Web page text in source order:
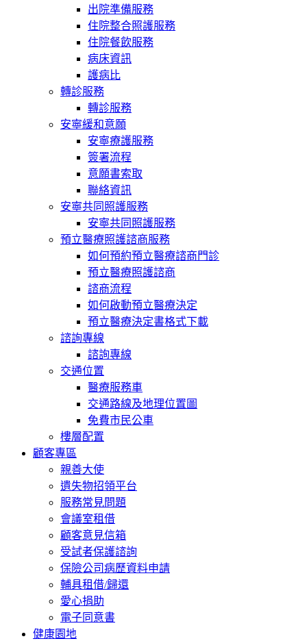
出院準備服務
住院整合照護服務
住院餐飲服務
病床資訊
護病比
轉診服務
轉診服務
安寧緩和意願
安寧療護服務
簽署流程
意願書索取
聯絡資訊
安寧共同照護服務
安寧共同照護服務
預立醫療照護諮商服務
如何預約預立醫療諮商門診
預立醫療照護諮商
諮商流程
如何啟動預立醫療決定
預立醫療決定書格式下載
諮詢專線
諮詢專線
交通位置
醫療服務車
交通路線及地理位置圖
免費市民公車
樓層配置
顧客專區
親善大使
遺失物招領平台
服務常見問題
會議室租借
顧客意見信箱
受試者保護諮詢
保險公司病歷資料申請
輔具租借/歸還
愛心捐助
電子同意書
健康園地